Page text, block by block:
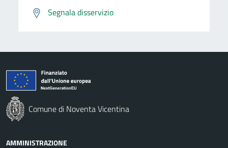
Segnala disservizio
Comune di Noventa Vicentina
AMMINISTRAZIONE